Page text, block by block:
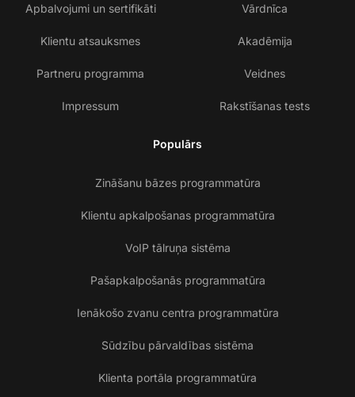
Apbalvojumi un sertifikāti
Klientu atsauksmes
Partneru programma
Impressum
Vārdnīca
Akadēmija
Veidnes
Rakstīšanas tests
Populārs
Zināšanu bāzes programmatūra
Klientu apkalpošanas programmatūra
VoIP tālruņa sistēma
Pašapkalpošanās programmatūra
Ienākošo zvanu centra programmatūra
Sūdzību pārvaldības sistēma
Klienta portāla programmatūra